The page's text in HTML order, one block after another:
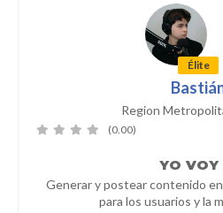
Élite
Region
(0.00)
YO VOY
Generar y postear contenido
para los usuarios y la